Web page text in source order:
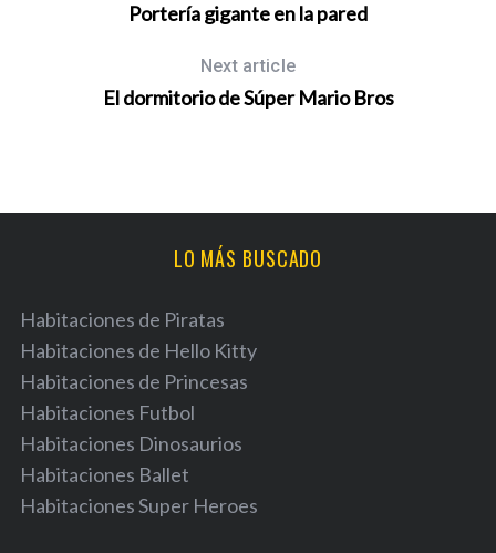
Portería gigante en la pared
Next article
El dormitorio de Súper Mario Bros
LO MÁS BUSCADO
Habitaciones de Piratas
Habitaciones de Hello Kitty
Habitaciones de Princesas
Habitaciones Futbol
Habitaciones Dinosaurios
Habitaciones Ballet
Habitaciones Super Heroes